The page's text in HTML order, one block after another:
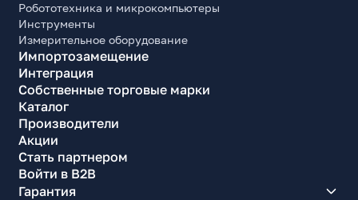
Прочие характеристики
Основной цвет
Черный
Цвет (маркетинговый)
Graphite Black
Дополнительные особенности
Зарядка: USB Type C. IP54
Длина (кейса), мм
53.9
Робототехника и микрокомпьютеры
Инструменты
Измерительное оборудование
Импортозамещение
Интеграция
Собственные торговые марки
Каталог
Производители
Акции
Стать партнером
Войти в B2B
Гарантия